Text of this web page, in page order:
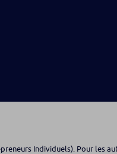
Individuels). Pour les